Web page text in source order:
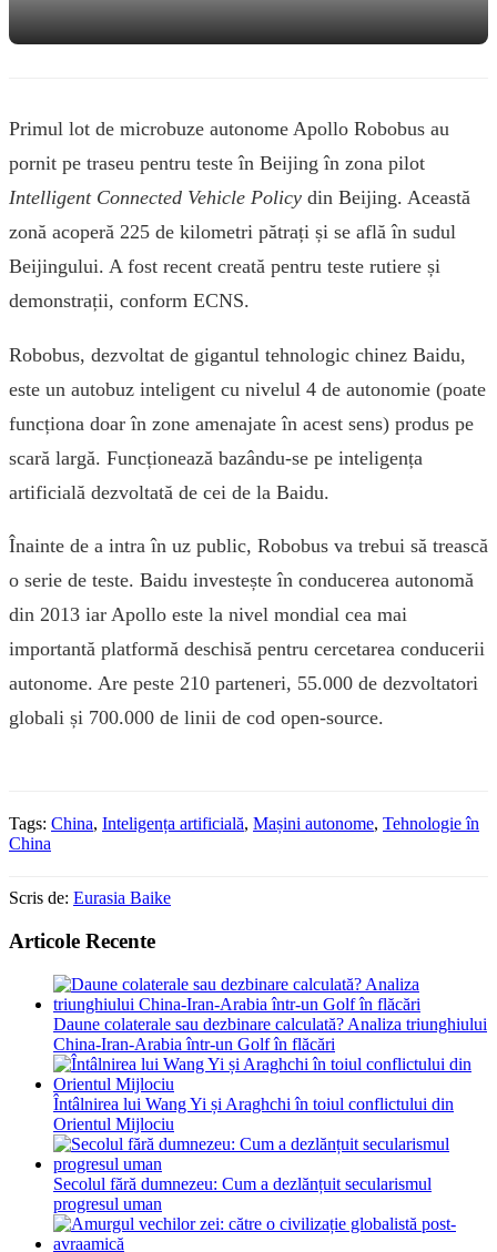
Primul lot de microbuze autonome Apollo Robobus au
pornit pe traseu pentru teste în Beijing în zona pilot
Intelligent Connected Vehicle Policy din Beijing. Această
zonă acoperă 225 de kilometri pătrați și se află în sudul
Beijingului. A fost recent creată pentru teste rutiere și
demonstrații, conform ECNS.
Robobus, dezvoltat de gigantul tehnologic chinez Baidu,
este un autobuz inteligent cu nivelul 4 de autonomie (poate
funcționa doar în zone amenajate în acest sens) produs pe
scară largă. Funcționează bazându-se pe inteligența
artificială dezvoltată de cei de la Baidu.
Înainte de a intra în uz public, Robobus va trebui să trească
o serie de teste. Baidu investește în conducerea autonomă
din 2013 iar Apollo este la nivel mondial cea mai
importantă platformă deschisă pentru cercetarea conducerii
autonome. Are peste 210 parteneri, 55.000 de dezvoltatori
globali și 700.000 de linii de cod open-source.
Tags: China, Inteligența artificială, Mașini autonome, Tehnologie în
China
Scris de: Eurasia Baike
Articole Recente
Daune colaterale sau dezbinare calculată? Analiza triunghiului
China-Iran-Arabia într-un Golf în flăcări
Întâlnirea lui Wang Yi și Araghchi în toiul conflictului din
Orientul Mijlociu
Secolul fără dumnezeu: Cum a dezlănțuit secularismul
progresul uman